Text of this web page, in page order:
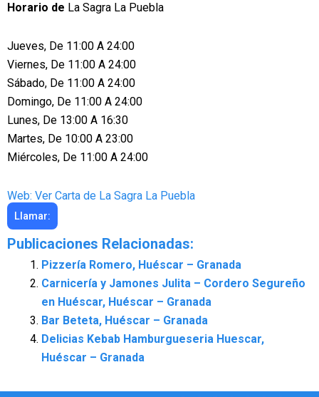
Horario de La Sagra La Puebla
Jueves, De 11:00 A 24:00
Viernes, De 11:00 A 24:00
Sábado, De 11:00 A 24:00
Domingo, De 11:00 A 24:00
Lunes, De 13:00 A 16:30
Martes, De 10:00 A 23:00
Miércoles, De 11:00 A 24:00
Web: Ver Carta de La Sagra La Puebla
Llamar:
Publicaciones Relacionadas:
Pizzería Romero, Huéscar – Granada
Carnicería y Jamones Julita – Cordero Segureño
en Huéscar, Huéscar – Granada
Bar Beteta, Huéscar – Granada
Delicias Kebab Hamburgueseria Huescar,
Huéscar – Granada